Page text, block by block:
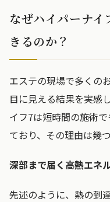
なぜハイパーナ
きるのか？
エステの現場で多くの
目に見える結果を実感
イフ7は短時間の施術
ており、その理由は幾
深部まで届く高熱エネ
先述のように、熱の到